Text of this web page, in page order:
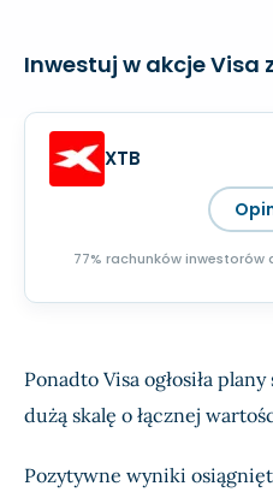
Inwestuj w akcje Visa
XTB
77% rachunków
Ponadto Visa ogłosiła
dużą skalę o łącznej
Pozytywne wyniki